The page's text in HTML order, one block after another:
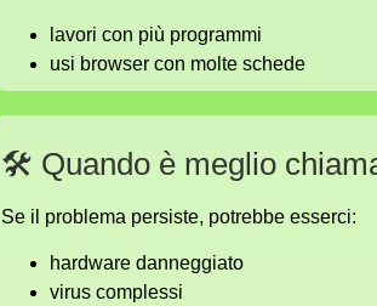
lavori con più programmi
usi browser con molte schede
🛠️ Quando è meglio
Se il problema persiste, potrebbe esserci:
hardware danneggiato
virus complessi